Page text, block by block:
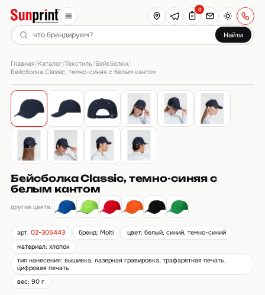
Найти
0
Главная/Каталог/Текстиль/Бейсболки/
Бейсболка Classic, темно-синяя с белым кантом
Бейсболка Classic, темно-синяя с
белым кантом
другие цвета:
арт.02-305443 бренд: Molti
цвет: белый, синий, темно-синий
материал: хлопок
тип нанесения: вышивка, лазерная гравировка, трафаретная печать,
цифровая печать
вес: 90 г